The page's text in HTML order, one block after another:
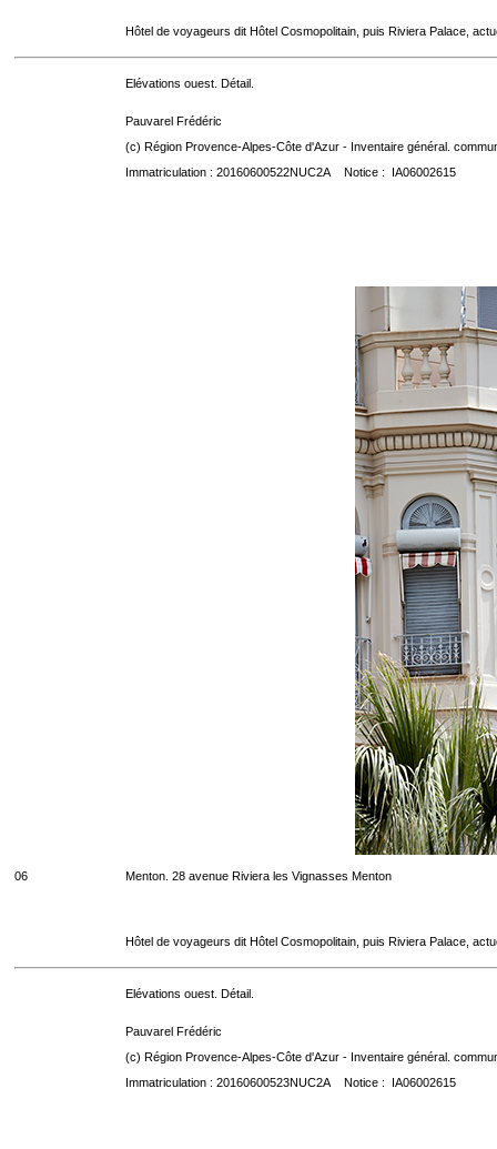
Hôtel de voyageurs dit Hôtel Cosmopolitain, puis Riviera Palace,
Elévations ouest. Détail.
Pauvarel Frédéric
(c) Région Provence-Alpes-Côte d'Azur - Inventaire général.
Immatriculation : 20160600522NUC2A Notice : IA06002615
06 Menton. 28 avenue Riviera les Vignasses Menton
Hôtel de voyageurs dit Hôtel Cosmopolitain, puis Riviera Palace,
Elévations ouest. Détail.
Pauvarel Frédéric
(c) Région Provence-Alpes-Côte d'Azur - Inventaire général.
Immatriculation : 20160600523NUC2A Notice : IA06002615